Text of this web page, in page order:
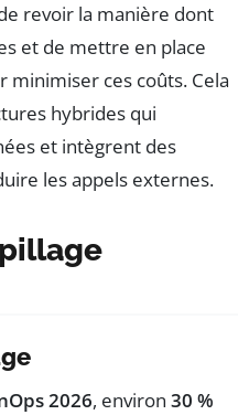
revoir la manière dont
et de mettre en place
minimiser ces coûts. Cela
hybrides qui
et intègrent des
les appels externes.
2026, environ 30 %